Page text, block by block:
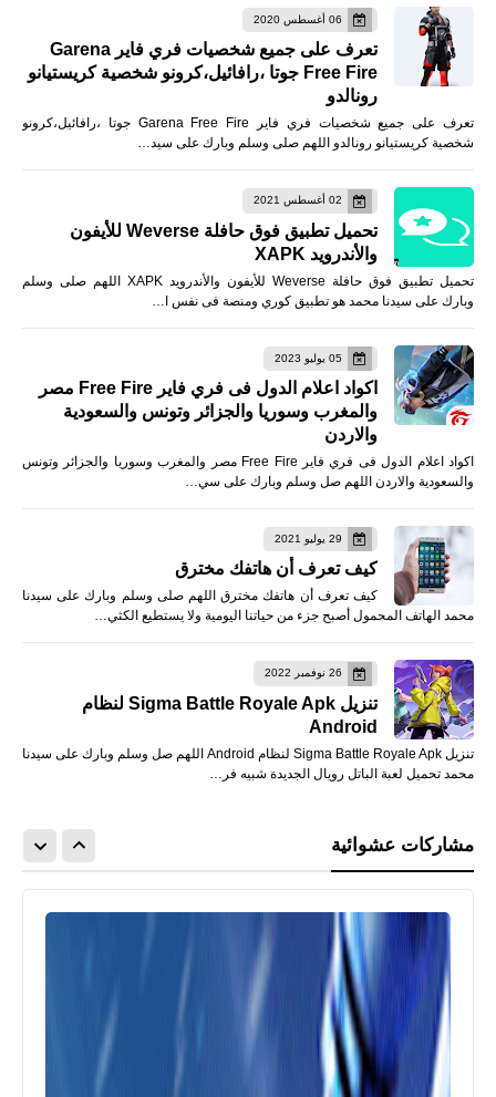
06 أغسطس 2020
تعرف على جميع شخصيات فري فاير Garena
Free Fire جوتا ،رافائيل،كرونو شخصية كريستيانو
رونالدو
تعرف على جميع شخصيات فري فاير Garena Free Fire جوتا ،رافائيل،كرونو
شخصية كريستيانو رونالدو اللهم صلى وسلم وبارك على سيد…
02 أغسطس 2021
تحميل تطبيق فوق حافلة Weverse للأيفون
والأندرويد XAPK
تحميل تطبيق فوق حافلة Weverse للأيفون والأندرويد XAPK اللهم صلى وسلم
وبارك على سيدنا محمد هو تطبيق كوري ومنصة فى نفس ا…
05 يوليو 2023
اكواد اعلام الدول فى فري فاير Free Fire مصر
والمغرب وسوريا والجزائر وتونس والسعودية
والاردن
اكواد اعلام الدول فى فري فاير Free Fire مصر والمغرب وسوريا والجزائر وتونس
والسعودية والاردن اللهم صل وسلم وبارك على سي…
29 يوليو 2021
كيف تعرف أن هاتفك مخترق
كيف تعرف أن هاتفك مخترق اللهم صلى وسلم وبارك على سيدنا
محمد الهاتف المحمول أصبح جزء من حياتنا اليومية ولا يستطيع الكثي…
26 نوفمبر 2022
تنزيل Sigma Battle Royale Apk لنظام
Android
تنزيل Sigma Battle Royale Apk لنظام Android اللهم صل وسلم وبارك على سيدنا
محمد تحميل لعبة الباتل رويال الجديدة شبيه فر…
مشاركات عشوائية